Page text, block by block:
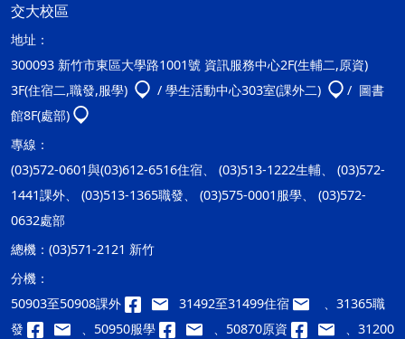
交大校區
地址：
300093 新竹市東區大學路1001號 資訊服務中心2F(生輔二,原資)
3F(住宿二,職發,服學)
/ 學生活動中心303室(課外二)
/ 圖書
館8F(處部)
專線：
(03)572-0601與(03)612-6516住宿、 (03)513-1222生輔、 (03)572-
1441課外、 (03)513-1365職發、 (03)575-0001服學、 (03)572-
0632處部
總機： (03)571-2121 新竹
分機：
50903至50908課外
31492至31499住宿
、31365職
發
、50950服學 、50870原資 、31200